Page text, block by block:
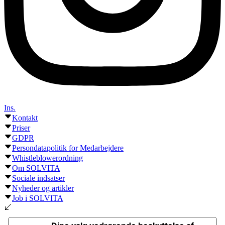
Ins.
Kontakt
Priser
GDPR
Persondatapolitik for Medarbejdere
Whistleblowerordning
Om SOLVITA
Sociale indsatser
Nyheder og artikler
Job i SOLVITA